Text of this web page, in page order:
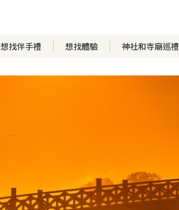
想找伴手禮 想找體驗 神社和寺廟巡禮